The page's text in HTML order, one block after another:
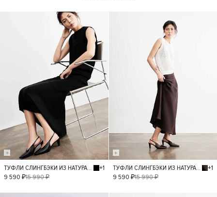
36 37
39
40
ТУФЛИ СЛИНГБЭКИ ИЗ НАТУРАЛЬНОЙ КОЖИ
+1
9 590 ₽15 990 ₽ 36 37
ТУФЛИ СЛИНГБЭКИ ИЗ НАТУРАЛЬНОЙ КОЖИ
+1
9 590 ₽15 990 ₽